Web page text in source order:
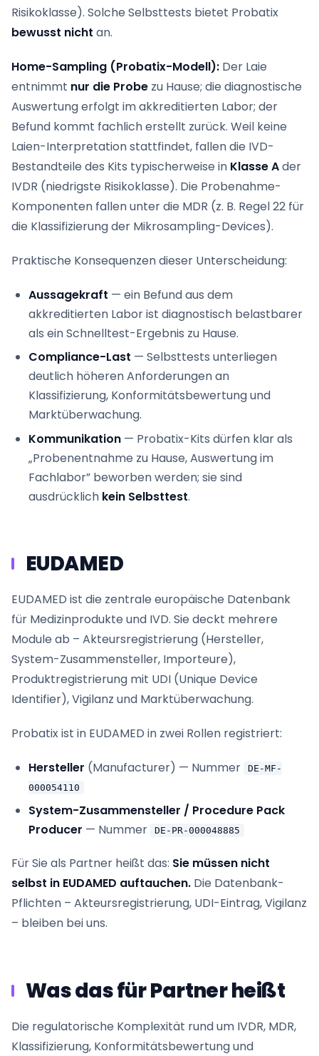
Risikoklasse). Solche Selbsttests bietet Probatix
bewusst nicht an.
Home-Sampling (Probatix-Modell): Der Laie
entnimmt nur die Probe zu Hause; die diagnostische
Auswertung erfolgt im akkreditierten Labor; der
Befund kommt fachlich erstellt zurück. Weil keine
Laien-Interpretation stattfindet, fallen die IVD-
Bestandteile des Kits typischerweise in Klasse Ader
IVDR (niedrigste Risikoklasse). Die Probenahme-
Komponenten fallen unter die MDR (z. B. Regel 22 für
die Klassifizierung der Mikrosampling-Devices).
Praktische Konsequenzen dieser Unterscheidung:
Aussagekraft — ein Befund aus dem
akkreditierten Labor ist diagnostisch belastbarer
als ein Schnelltest-Ergebnis zu Hause.
Compliance-Last — Selbsttests unterliegen
deutlich höheren Anforderungen an
Klassifizierung, Konformitätsbewertung und
Marktüberwachung.
Kommunikation — Probatix-Kits dürfen klar als
„Probenentnahme zu Hause, Auswertung im
Fachlabor” beworben werden; sie sind
ausdrücklich kein Selbsttest.
EUDAMED
EUDAMED ist die zentrale europäische Datenbank
für Medizinprodukte und IVD. Sie deckt mehrere
Module ab – Akteursregistrierung (Hersteller,
System-Zusammensteller, Importeure),
Produktregistrierung mit UDI (Unique Device
Identifier), Vigilanz und Marktüberwachung.
Probatix ist in EUDAMED in zwei Rollen registriert:
Hersteller (Manufacturer) — Nummer
DE-MF-
000054110
System-Zusammensteller / Procedure Pack
Producer — Nummer DE-PR-000048885
Für Sie als Partner heißt das: Sie müssen nicht
selbst in EUDAMED auftauchen. Die Datenbank-
Pflichten – Akteursregistrierung, UDI-Eintrag, Vigilanz
– bleiben bei uns.
Was das für Partner heißt
Die regulatorische Komplexität rund um IVDR, MDR,
Klassifizierung, Konformitätsbewertung und